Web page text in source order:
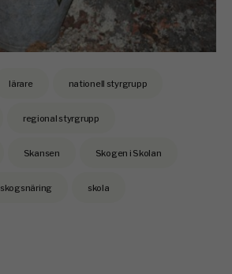
lärare nationell styrgrupp
regional styrgrupp
Skansen Skogen i Skolan
skogsnäring skola